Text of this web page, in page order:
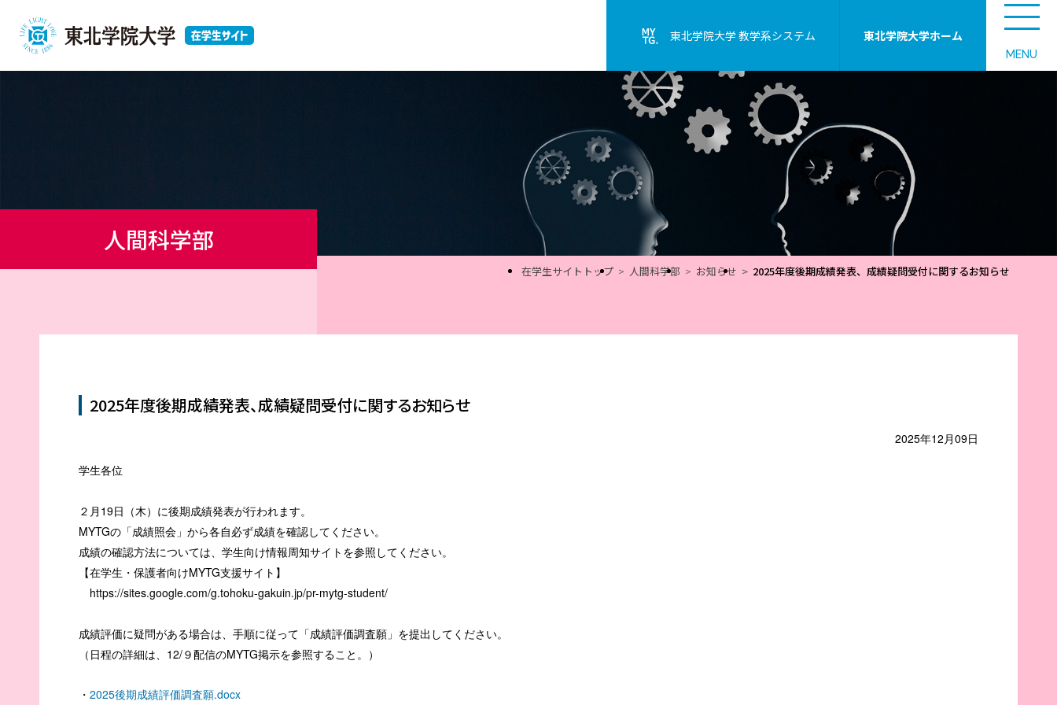
東北学院大学 教学系システム 東北学院大学ホーム
MENU
人間科学部
在学生サイトトップ 人間科学部 お知らせ 2025年度後期成績発表、成績疑問受付に関するお知らせ
2025年度後期成績発表、成績疑問受付に関するお知らせ
2025年12月09日
学生各位
２月19日（木）に後期成績発表が行われます。
MYTGの「成績照会」から各自必ず成績を確認してください。
成績の確認方法については、学生向け情報周知サイトを参照してください。
【在学生・保護者向けMYTG支援サイト】
https://sites.google.com/g.tohoku-gakuin.jp/pr-mytg-student/
成績評価に疑問がある場合は、手順に従って「成績評価調査願」を提出してください。
（日程の詳細は、12/９配信のMYTG掲示を参照すること。）
・ 2025後期成績評価調査願.docx